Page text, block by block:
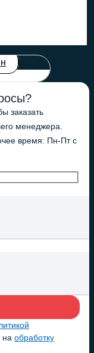
заказать
менеджера.
время: Пн-Пт с
на обработку